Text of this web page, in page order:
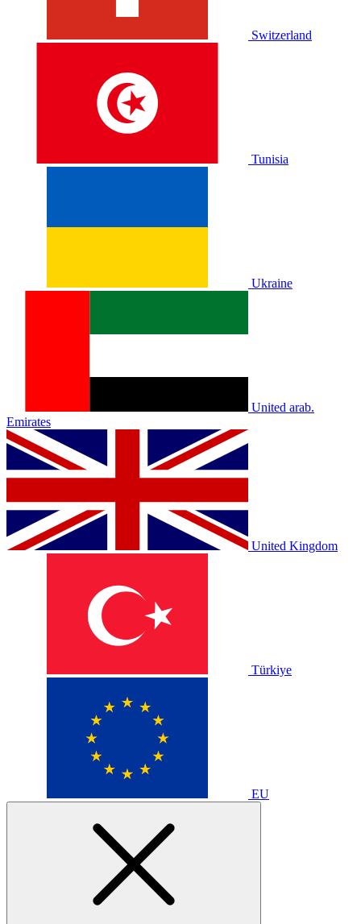
Switzerland
Tunisia
Ukraine
United arab.
Emirates
United Kingdom
Türkiye
EU